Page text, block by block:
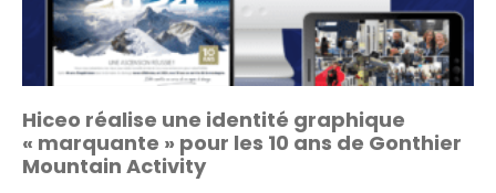
Hiceo réalise une identité graphique
« marquante » pour les 10 ans de Gonthier
Mountain Activity